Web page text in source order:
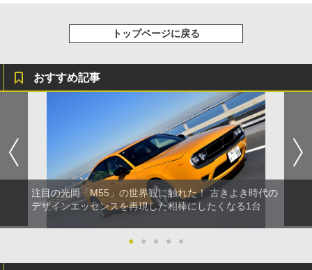
トップページに戻る
おすすめ記事
注目の光岡「M55」の世界観に触れた！ 古きよき時代の
デザインエッセンスを再現した相棒にしたくなる1台
● ● ● ● ●